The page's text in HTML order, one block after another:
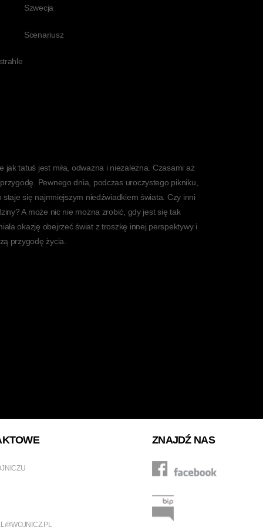
Szwecja
Scenariusz
jak tatuś jest miła, odważna i niezależna. Czasami aż
Pewnego dnia, podczas uroczystego pikniku,
staje się najmniejszym niedźwiadkiem świata. Czy inni
A może nic nie można zrobić, gdy jest się tak
okazję obejrzeć świat z troszkę innej perspektywy i
przygodę życia.
ZNAJDŹ NAS